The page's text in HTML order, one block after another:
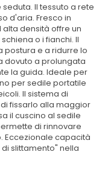
Il tessuto a rete
d'aria. Fresco in
densità offre un
o i fianchi. Il
e a ridurre lo
dovuto a prolungata
la guida. Ideale per
per sedile portatile
Il sistema di
fissarlo alla maggior
il cuscino al sedile
di rinnovare
Eccezionale capacità
slittamento" nella